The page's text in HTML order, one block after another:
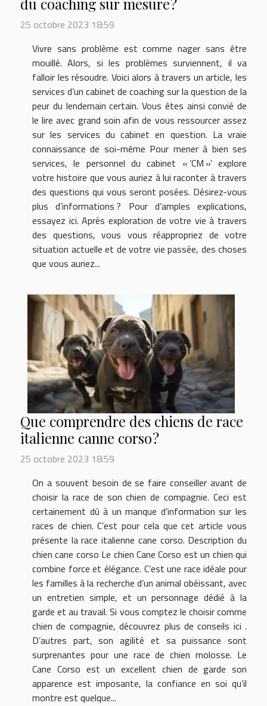
du coaching sur mesure ?
25 octobre 2023 18:59
Vivre sans problème est comme nager sans être
mouillé. Alors, si les problèmes surviennent, il va
falloir les résoudre. Voici alors à travers un article, les
services d’un cabinet de coaching sur la question de la
peur du lendemain certain. Vous êtes ainsi convié de
le lire avec grand soin afin de vous ressourcer assez
sur les services du cabinet en question. La vraie
connaissance de soi-même Pour mener à bien ses
services, le personnel du cabinet « ’CM »’ explore
votre histoire que vous auriez à lui raconter à travers
des questions qui vous seront posées. Désirez-vous
plus d’informations ? Pour d’amples explications,
essayez ici. Après exploration de votre vie à travers
des questions, vous vous réappropriez de votre
situation actuelle et de votre vie passée, des choses
que vous auriez...
Que comprendre des chiens de race
italienne canne corso ?
25 octobre 2023 18:59
On a souvent besoin de se faire conseiller avant de
choisir la race de son chien de compagnie. Ceci est
certainement dû à un manque d’information sur les
races de chien. C’est pour cela que cet article vous
présente la race italienne cane corso. Description du
chien cane corso Le chien Cane Corso est un chien qui
combine force et élégance. C’est une race idéale pour
les familles à la recherche d’un animal obéissant, avec
un entretien simple, et un personnage dédié à la
garde et au travail. Si vous comptez le choisir comme
chien de compagnie, découvrez plus de conseils ici .
D’autres part, son agilité et sa puissance sont
surprenantes pour une race de chien molosse. Le
Cane Corso est un excellent chien de garde son
apparence est imposante, la confiance en soi qu’il
montre est quelque...